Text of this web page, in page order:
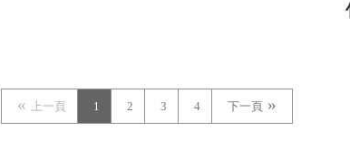
上一頁 1 2 3 4 下一頁